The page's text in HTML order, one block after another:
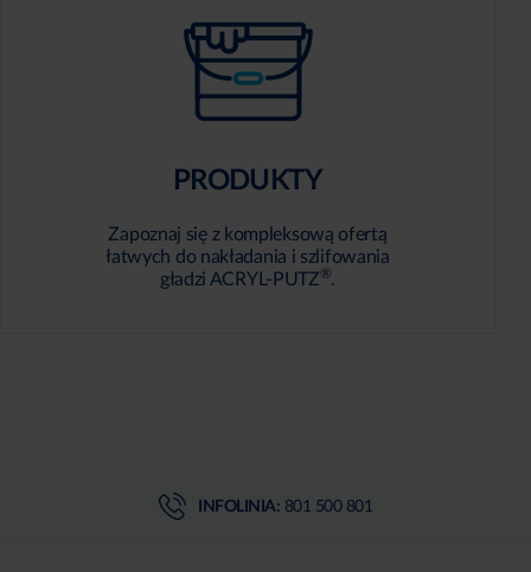
PRODUKTY
Zapoznaj się z kompleksową ofertą
łatwych do nakładania i szlifowania
gładzi ACRYL-PUTZ®.
INFOLINIA: 801 500 801